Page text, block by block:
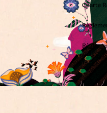
Charte